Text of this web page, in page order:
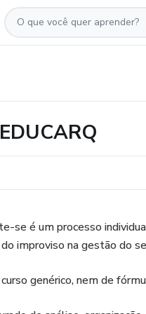
se é um processo
improviso na gestão do
genérico, nem de